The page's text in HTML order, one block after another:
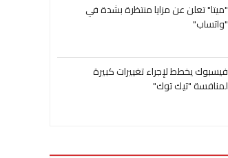
"ميتا" تعلن عن مزايا منتظرة بشدة في
"واتساب"
فيسبوك يخطط لإجراء تغييرات كبيرة
لمنافسة "تيك توك"